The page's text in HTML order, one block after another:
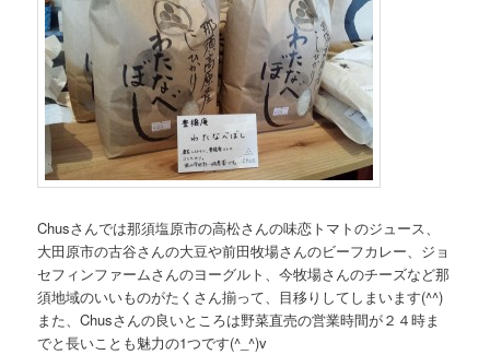
Chusさんでは那須塩原市の高松さんの味恋トマトのジュース、
大田原市の古谷さんの大豆や前田牧場さんのビーフカレー、ジョ
セフィンファームさんのヨーグルト、今牧場さんのチーズなど那
須地域のいいものがたくさん揃って、目移りしてしまいます(^^)
また、Chusさんの良いところは野菜直売の営業時間が２４時ま
でと長いことも魅力の1つです(^_^)v